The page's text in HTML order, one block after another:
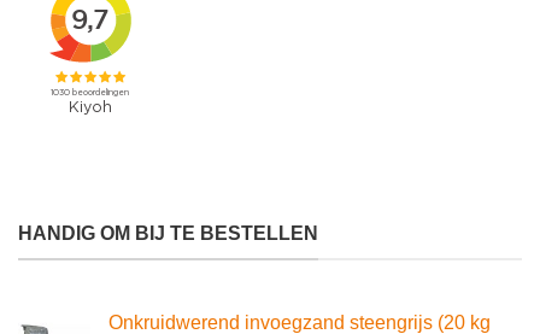
HANDIG OM BIJ TE BESTELLEN
Onkruidwerend invoegzand steengrijs (20 kg